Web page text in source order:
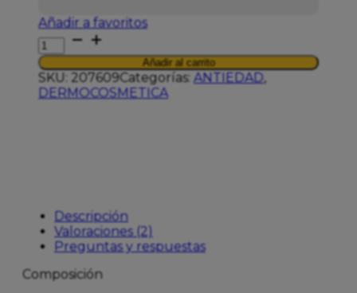
Añadir a favoritos
ARTURO
ALBA
ANTIOXIDANTE
Y
LUMINOSIDAD
Añadir al carrito
SKU: 207609Categorías: ANTIEDAD,
DERMOCOSMETICA
Descripción
Valoraciones (2)
Preguntas y respuestas
Composición